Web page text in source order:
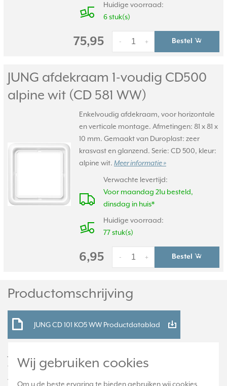
Wij gebruiken cookies
Om u de beste ervaring te bieden gebruiken wij cookies
Huidige voorraad:
6 stuk(s)
75,95 +
- Bestel
JUNG afdekraam 1-voudig CD500
alpine wit (CD 581 WW)
Enkelvoudig afdekraam, voor horizontale
en verticale montage. Afmetingen: 81 x 81 x
10 mm. Gemaakt van Duroplast: zeer
krasvast en glanzend. Serie: CD 500, kleur:
alpine wit. Meer informatie »
Verwachte levertijd:
Voor maandag 21u besteld,
dinsdag in huis*
Huidige voorraad:
77 stuk(s)
6,95 +
- Bestel
Productomschrijving
JUNG CD 101 KO5 WW Productdatablad
draadloze schakelaar. Duroplast.
Alleen geschikt voor de Jung HOME draadloze schakelaar 1-